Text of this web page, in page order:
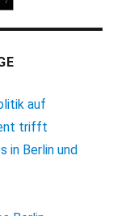
auf
trifft
in Berlin und